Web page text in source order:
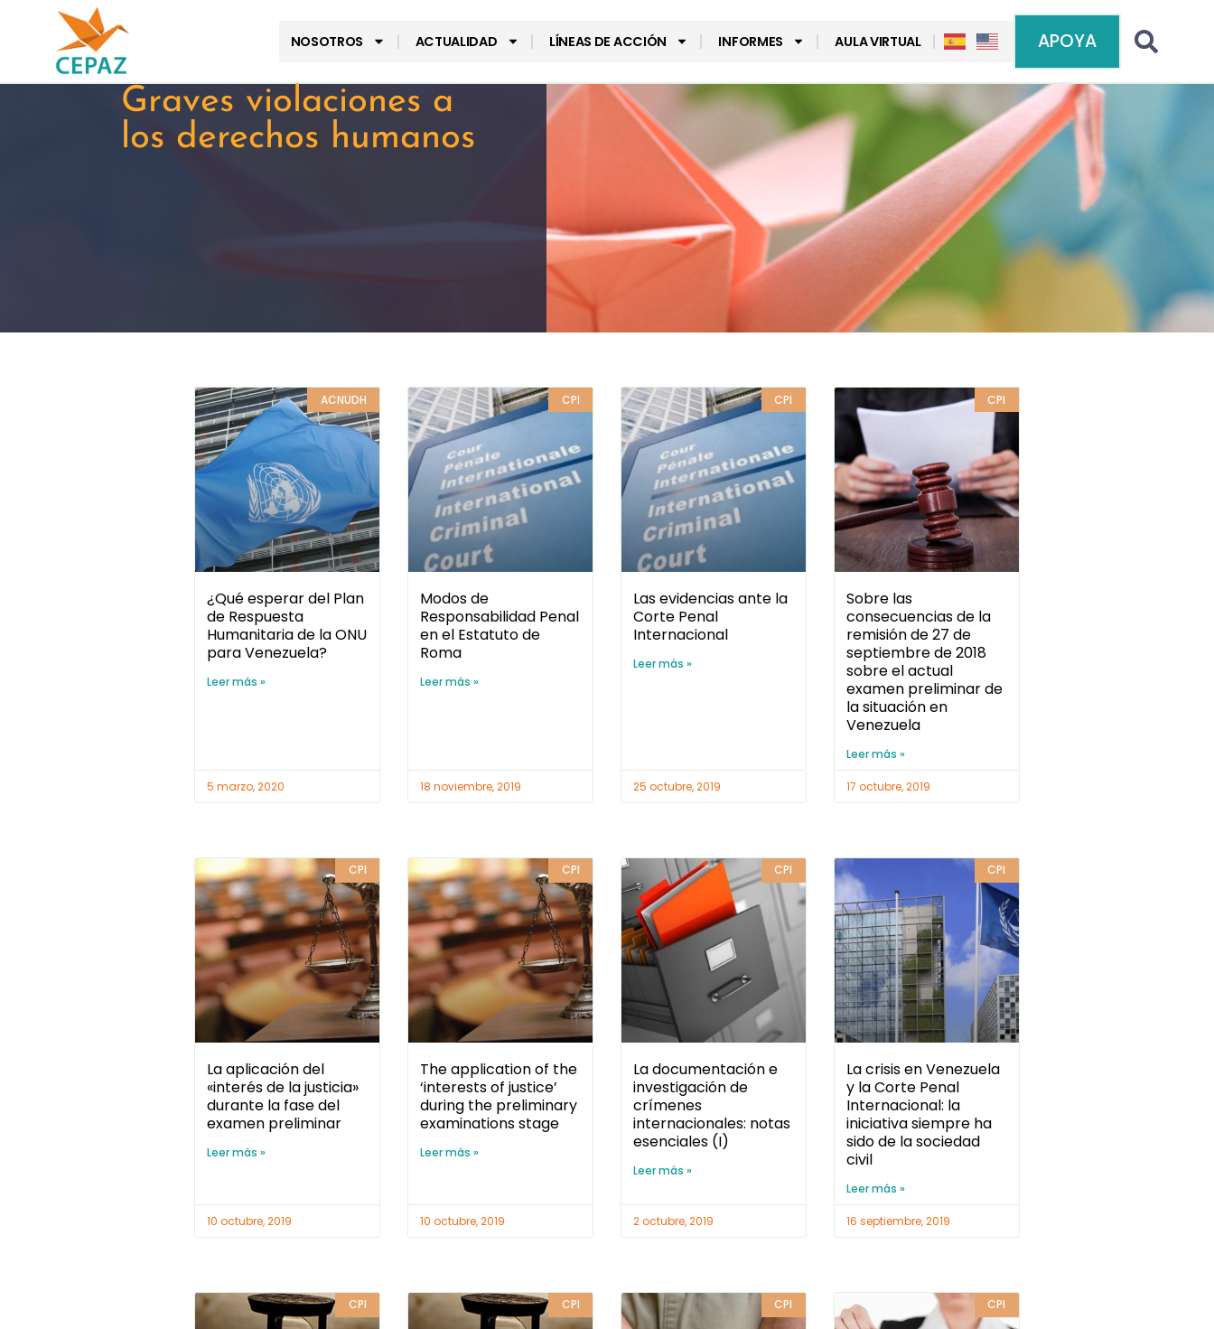
NOSOTROS ACTUALIDAD LÍNEAS DE ACCIÓN INFORMES AULA VIRTUAL APOYA
Graves violaciones a
los derechos humanos
ACNUDH
¿Qué esperar del Plan
de Respuesta
Humanitaria de la ONU
para Venezuela?
Leer más »
5 marzo, 2020
CPI
Modos de
Responsabilidad Penal
en el Estatuto de
Roma
Leer más »
18 noviembre, 2019
CPI
Las evidencias ante la
Corte Penal
Internacional
Leer más »
25 octubre, 2019
CPI
Sobre las
consecuencias de la
remisión de 27 de
septiembre de 2018
sobre el actual
examen preliminar de
la situación en
Venezuela
Leer más »
17 octubre, 2019
CPI
La aplicación del
«interés de la justicia»
durante la fase del
examen preliminar
Leer más »
10 octubre, 2019
CPI
The application of the
‘interests of justice’
during the preliminary
examinations stage
Leer más »
10 octubre, 2019
CPI
La documentación e
investigación de
crímenes
internacionales: notas
esenciales (I)
Leer más »
2 octubre, 2019
CPI
La crisis en Venezuela
y la Corte Penal
Internacional: la
iniciativa siempre ha
sido de la sociedad
civil
Leer más »
16 septiembre, 2019
CPI CPI CPI CPI